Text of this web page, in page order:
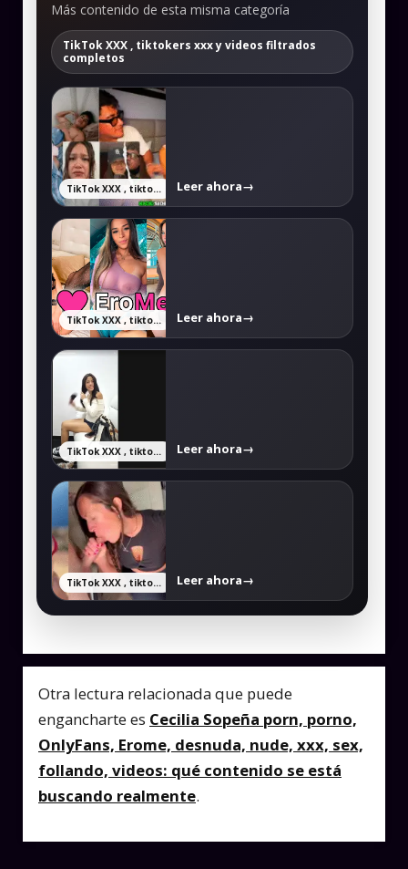
Más contenido de esta misma categoría
TikTok XXX , tiktokers xxx y videos filtrados
completos
TikTok XXX , tiktokers xxx y videos filtrados completos Leer ahora→
TikTok XXX , tiktokers xxx y videos filtrados completos Leer ahora→
TikTok XXX , tiktokers xxx y videos filtrados completos Leer ahora→
TikTok XXX , tiktokers xxx y videos filtrados completos Leer ahora→
Otra lectura relacionada que puede
engancharte es Cecilia Sopeña porn, porno,
OnlyFans, Erome, desnuda, nude, xxx, sex,
follando, videos: qué contenido se está
buscando realmente.